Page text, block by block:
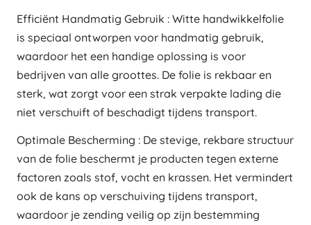
Efficiënt Handmatig Gebruik : Witte handwikkelfolie
is speciaal ontworpen voor handmatig gebruik,
waardoor het een handige oplossing is voor
bedrijven van alle groottes. De folie is rekbaar en
sterk, wat zorgt voor een strak verpakte lading die
niet verschuift of beschadigt tijdens transport.
Optimale Bescherming : De stevige, rekbare structuur
van de folie beschermt je producten tegen externe
factoren zoals stof, vocht en krassen. Het vermindert
ook de kans op verschuiving tijdens transport,
waardoor je zending veilig op zijn bestemming